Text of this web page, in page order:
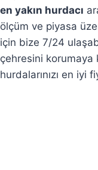
en yakın hurdacı
ölçüm ve piyasa
için bize 7/24
çehresini korumaya
hurdalarınızı en